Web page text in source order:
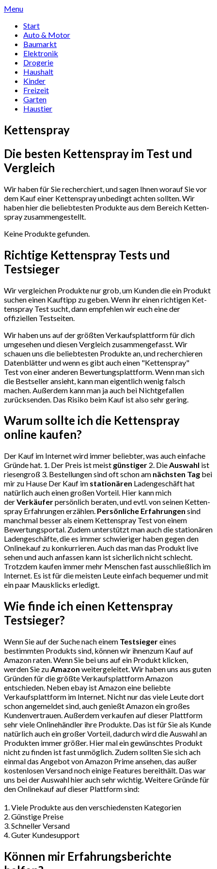
Skip
content
Menu
Start
Auto & Motor
Baumarkt
Elektronik
Drogerie
Haushalt
Kinder
Freizeit
Garten
Haustier
Ket­ten­spray
Die besten Ket­ten­spray im Test und
Vergleich
Wir haben für Sie recherchiert, und sagen Ihnen worauf Sie vor
dem Kauf einer Ket­ten­spray unbedingt achten sollten. Wir
haben hier die beliebtesten Produkte aus dem Bereich Ket­ten­
spray zusammengestellt.
Keine Produkte gefunden.
Richtige Ket­ten­spray Tests und
Testsieger
Wir vergleichen Produkte nur grob, um Kunden die ein Produkt
suchen einen Kauftipp zu geben. Wenn ihr einen richtigen Ket­
ten­spray Test sucht, dann empfehlen wir euch eine der
offiziellen Testseiten.
Wir haben uns auf der größten Verkaufsplattform für dich
umgesehen und diesen Vergleich zusammengefasst. Wir
schauen uns die beliebtesten Produkte an, und recherchieren
Datenblätter und wenn es gibt auch einen "Ket­ten­spray"
Testvon einer anderen Bewertungsplattform. Wenn man sich
die Bestseller ansieht, kann man eigentlich wenig falsch
machen. Außerdem kann man ja auch bei Nichtgefallen
zurücksenden. Das Risiko beim Kauf ist also sehr gering.
Warum sollte ich die Ket­ten­spray
online kaufen?
Der Kauf im Internet wird immer beliebter, was auch einfache
Gründe hat. 1. Der Preis ist meist günstiger 2. DieAuswahl ist
riesengroß 3. Bestellungen sind oft schon am nächsten Tag bei
mir zu Hause Der Kauf im stationären Ladengeschäft hat
natürlich auch einen großen Vorteil. Hier kann mich
derVerkäuferpersönlich beraten, und evtl. von seinen Ket­ten­
spray Erfahrungen erzählen. Persönliche Erfahrungen sind
manchmal besser als einem Ket­ten­spray Test von einem
Bewertungsportal. Zudem unterstützt man auch die stationären
Ladengeschäfte, die es immer schwieriger haben gegen den
Onlinekauf zu konkurrieren. Auch das man das Produkt live
sehen und auch anfassen kann ist sicherlich nicht schlecht.
Trotzdem kaufen immer mehr Menschen fast ausschließlich im
Internet. Es ist für die meisten Leute einfach bequemer und mit
ein paar Mausklicks erledigt.
Wie finde ich einen Ket­ten­spray
Testsieger?
Wenn Sie auf der Suche nach einem Testsiegereines
bestimmten Produkts sind, können wir ihnenzum Kauf auf
Amazon raten. Wenn Sie bei uns auf ein Produkt klicken,
werden Sie zuAmazon weitergeleitet. Wir haben uns aus guten
Gründen für die größte Verkaufsplattform Amazon
entschieden. Neben ebay ist Amazon eine beliebte
Verkaufsplattform im Internet. Nicht nur das viele Leute dort
schon angemeldet sind, auch genießt Amazon ein großes
Kundenvertrauen. Außerdem verkaufen auf dieser Plattform
sehr viele Onlinehändler ihre Produkte. Das ist für Sie als Kunde
natürlich auch ein großer Vorteil, dadurch wird die Auswahl an
Produkten immer größer. Hier mal ein gewünschtes Produkt
nicht zu finden ist fast unmöglich. Zudem sollten Sie sich ach
einmal das Angebot von Amazon Prime ansehen, das außer
kostenlosen Versand noch einige Features bereithält. Das war
uns bei der Auswahl hier auch sehr wichtig. Weitere Gründe für
den Onlinekauf auf dieser Plattform sind:
1. Viele Produkte aus den verschiedensten Kategorien
2. Günstige Preise
3. Schneller Versand
4. Guter Kundesupport
Können mir Erfahrungsberichte